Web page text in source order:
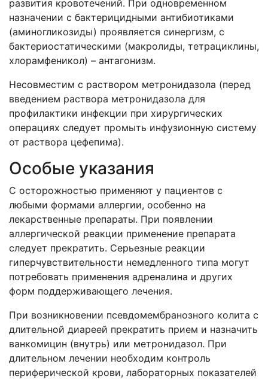
развития кровотечений. При одновременном
назначении с бактерицидными антибиотиками
(аминогликозиды) проявляется синергизм, с
бактериостатическими (макролиды, тетрациклины,
хлорамфеникол) – антагонизм.
Несовместим с раствором метронидазола (перед
введением раствора метронидазола для
профилактики инфекции при хирургических
операциях следует промыть инфузионную систему
от раствора цефепима).
Особые указания
С осторожностью применяют у пациентов с
любыми формами аллергии, особенно на
лекарственные препараты. При появлении
аллергической реакции применение препарата
следует прекратить. Серьезные реакции
гиперчувствительности немедленного типа могут
потребовать применения адреналина и других
форм поддерживающего лечения.
При возникновении псевдомембранозного колита с
длительной диареей прекратить прием и назначить
ванкомицин (внутрь) или метронидазол. При
длительном лечении необходим контроль
периферической крови, лабораторных показателей